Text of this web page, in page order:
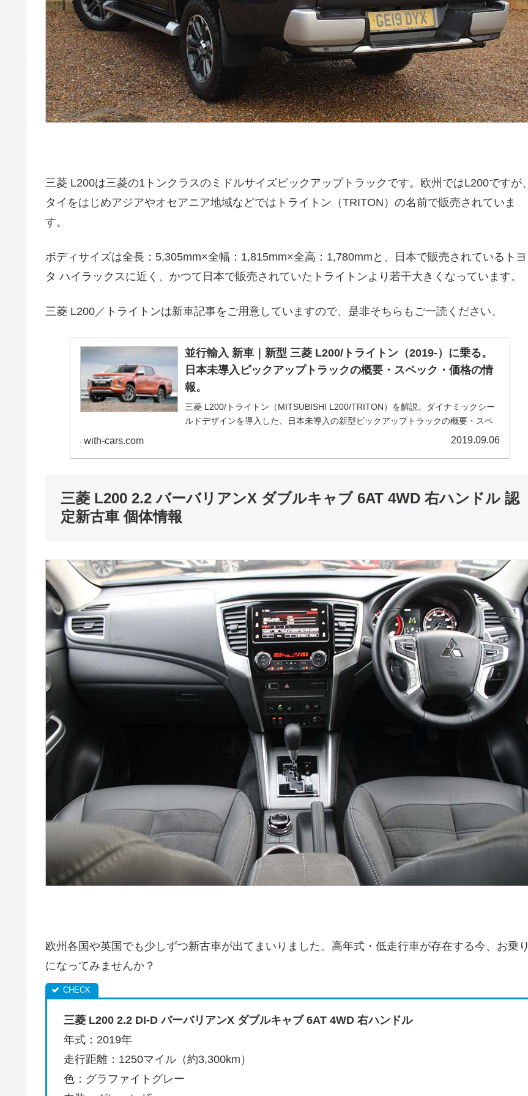
三菱 L200は三菱の1トンクラスのミドルサイズピックアップトラックです。欧州ではL200ですが、
タイをはじめアジアやオセアニア地域などではトライトン（TRITON）の名前で販売されていま
す。
ボディサイズは全長：5,305mm×全幅：1,815mm×全高：1,780mmと、日本で販売されているトヨ
タ ハイラックスに近く、かつて日本で販売されていたトライトンより若干大きくなっています。
三菱 L200／トライトンは新車記事をご用意していますので、是非そちらもご一読ください。
並行輸入 新車｜新型 三菱 L200/トライトン（2019-）に乗る。
日本未導入ピックアップトラックの概要・スペック・価格の情
報。
三菱 L200/トライトン（MITSUBISHI L200/TRITON）を解説。ダイナミックシー
ルドデザインを導入した、日本未導入の新型ピックアップトラックの概要・スペ
with-cars.com 2019.09.06
三菱 L200 2.2 バーバリアンX ダブルキャブ 6AT 4WD 右ハンドル 認
定新古車 個体情報
欧州各国や英国でも少しずつ新古車が出てまいりました。高年式・低走行車が存在する今、お乗り
になってみませんか？
三菱 L200 2.2 DI-D バーバリアンX ダブルキャブ 6AT 4WD 右ハンドル
年式：2019年
走行距離：1250マイル（約3,300km）
色：グラファイトグレー